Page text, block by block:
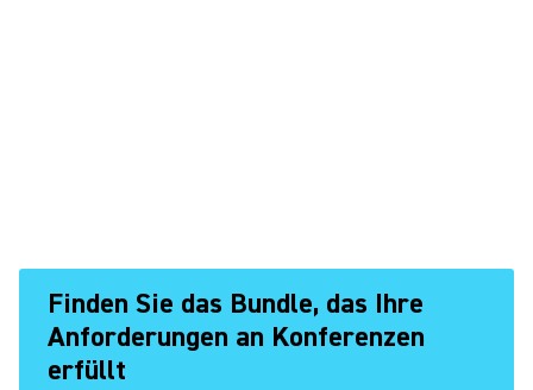
Finden Sie das Bundle, das Ihre
Anforderungen an Konferenzen
erfüllt